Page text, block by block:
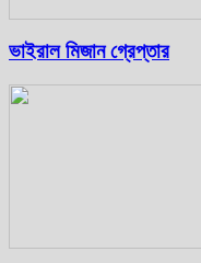
ভাইরাল মিজান গ্রেপ্তার